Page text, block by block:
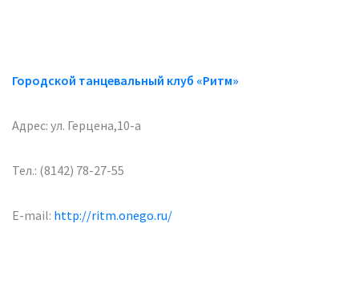
Городской танцевальный клуб «Ритм»
Адрес: ул. Герцена,10-а
Тел.: (8142) 78-27-55
E-mail: http://ritm.onego.ru/